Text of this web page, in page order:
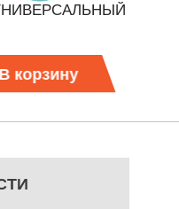
В корзину